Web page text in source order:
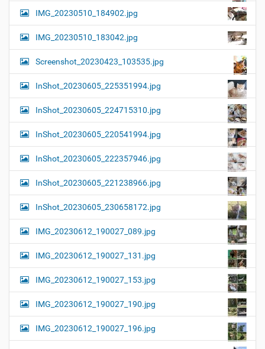
IMG_20230510_184902.jpg
IMG_20230510_183042.jpg
Screenshot_20230423_103535.jpg
InShot_20230605_225351994.jpg
InShot_20230605_224715310.jpg
InShot_20230605_220541994.jpg
InShot_20230605_222357946.jpg
InShot_20230605_221238966.jpg
InShot_20230605_230658172.jpg
IMG_20230612_190027_089.jpg
IMG_20230612_190027_131.jpg
IMG_20230612_190027_153.jpg
IMG_20230612_190027_190.jpg
IMG_20230612_190027_196.jpg